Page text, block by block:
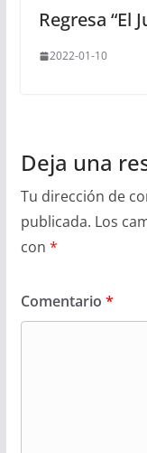
Regresa “El
2022-01-10
Deja una
Tu dirección de
publicada. Los
con *
Comentario *